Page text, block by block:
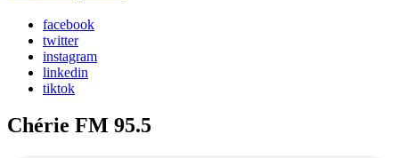
facebook
twitter
instagram
linkedin
tiktok
Chérie FM 95.5